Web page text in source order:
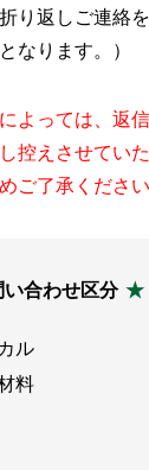
り返しご連絡を
なります。）
よっては、返
控えさせてい
ご了承ください
い合わせ区分
ル
料